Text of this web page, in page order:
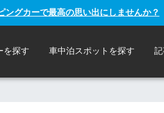
グカーで最高の思い出にしませんか？
を探す 車中泊スポットを探す